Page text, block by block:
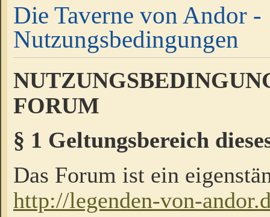
Die Taverne von Andor -
Nutzungsbedingungen
FORUM
§ 1 Geltungsbereich
Das Forum ist ein
http://legenden-von-